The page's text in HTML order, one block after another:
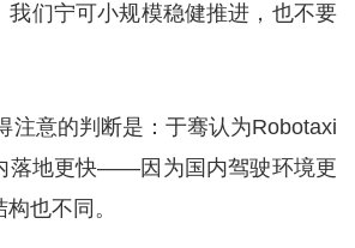
我们宁可小规模稳健推进，也不要
意的判断是：于骞认为Robotaxi
落地更快——因为国内驾驶环境更
也不同。